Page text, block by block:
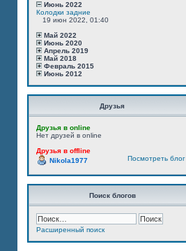
Июнь 2022
Колодки задние
19 июн 2022, 01:40
Май 2022
Июнь 2020
Апрель 2019
Май 2018
Февраль 2015
Июнь 2012
Друзья
Друзья в online
Нет друзей в online
Друзья в offline
Посмотреть блог
Nikola1977
Поиск блогов
Расширенный поиск